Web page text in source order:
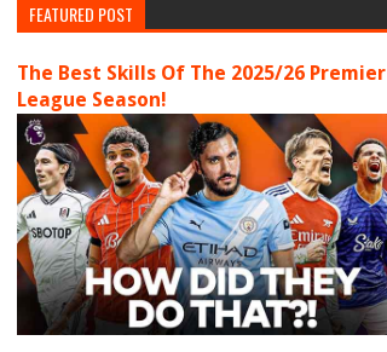
FEATURED POST
The Best Skills Of The 2025/26 Premier
League Season!